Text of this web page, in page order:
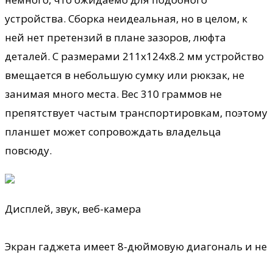
устройства. Сборка неидеальная, но в целом, к
ней нет претензий в плане зазоров, люфта
деталей. С размерами 211х124х8.2 мм устройство
вмещается в небольшую сумку или рюкзак, не
занимая много места. Вес 310 граммов не
препятствует частым транспортировкам, поэтому
планшет может сопровождать владельца
повсюду.
Дисплей, звук, веб-камера
Экран гаджета имеет 8-дюймовую диагональ и не